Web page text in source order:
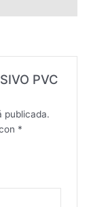
PVC
publicada.
*